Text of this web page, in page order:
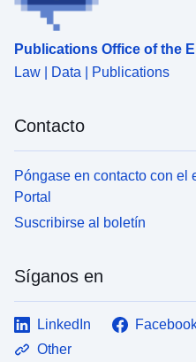
Publications Office of the
Law | Data | Publications
Contacto
Póngase en contacto con el
Portal
Suscribirse al boletín
Síganos en
LinkedIn
Other